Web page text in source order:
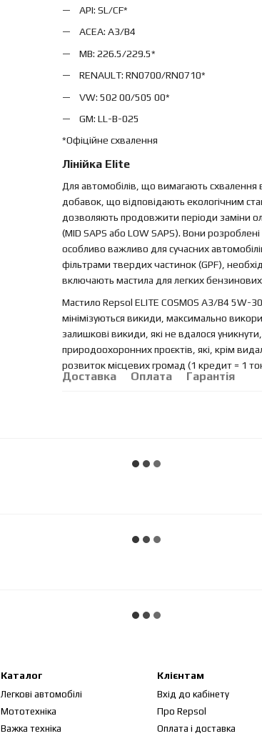
API: SL/CF*
ACEA: A3/B4
MB: 226.5/229.5*
RENAULT: RN0700/RN0710*
VW: 502 00/505 00*
GM: LL-B-025
*Офіційне схвалення
Лінійка Elite
Для автомобілів, що вимагають схвалення
добавок, що відповідають екологічним
дозволяють продовжити періоди заміни
(MID SAPS або LOW SAPS). Вони
особливо важливо для сучасних
фільтрами твердих частинок (GPF),
включають мастила для легких
Мастило Repsol ELITE COSMOS A3/B4 5W-
мінімізуються викиди, максимально
залишкові викиди, які не вдалося
природоохоронних проєктів, які, крім
розвиток місцевих громад (1 кредит = 1
Доставка Оплата Гарантія
Каталог
Легкові автомобілі
Мототехніка
Важка техніка
Клієнтам
Вхід до кабінету
Про Repsol
Оплата і доставка